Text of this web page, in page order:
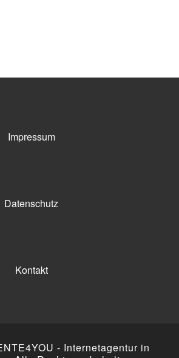
Impressum
Datenschutz
Kontakt
- Internetagentur in